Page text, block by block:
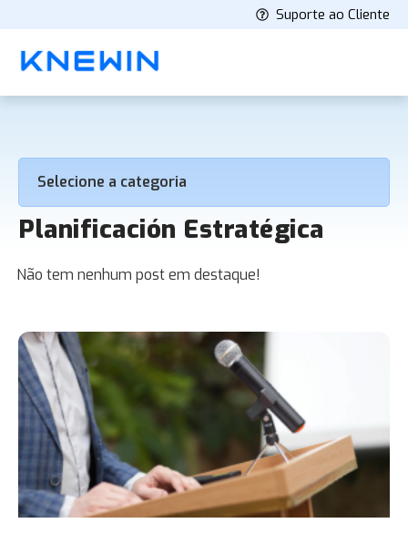
Suporte ao Cliente
Planificación Estratégica
Selecione a categoria
Não tem nenhum post em destaque!